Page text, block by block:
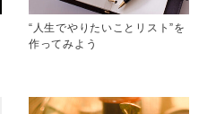
“人生でやりたいことリスト”を
作ってみよう